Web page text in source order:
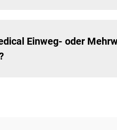
Einweg- oder